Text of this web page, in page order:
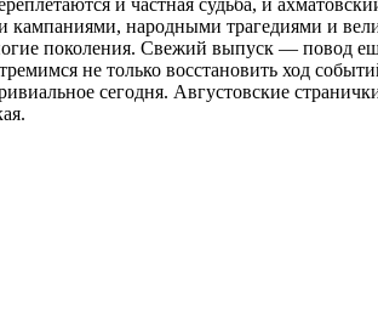
народными трагедиями и
поколения. Свежий выпуск — повод
не только восстановить ход
сегодня. Августовские